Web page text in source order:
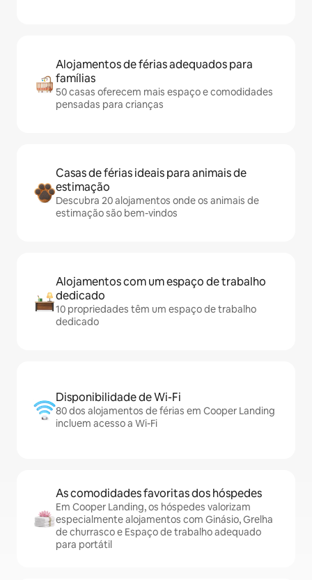
Alojamentos de férias adequados para
famílias
50 casas oferecem mais espaço e comodidades
pensadas para crianças
Casas de férias ideais para animais de
estimação
Descubra 20 alojamentos onde os animais de
estimação são bem-vindos
Alojamentos com um espaço de trabalho
dedicado
10 propriedades têm um espaço de trabalho
dedicado
Disponibilidade de Wi-Fi
80 dos alojamentos de férias em Cooper Landing
incluem acesso a Wi-Fi
As comodidades favoritas dos hóspedes
Em Cooper Landing, os hóspedes valorizam
especialmente alojamentos com Ginásio, Grelha
de churrasco e Espaço de trabalho adequado
para portátil